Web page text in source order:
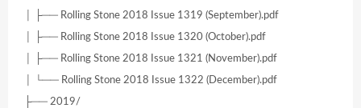
│ ├── Rolling Stone 2018 Issue 1319 (September).pdf
│ ├── Rolling Stone 2018 Issue 1320 (October).pdf
│ ├── Rolling Stone 2018 Issue 1321 (November).pdf
│ └── Rolling Stone 2018 Issue 1322 (December).pdf
├── 2019/